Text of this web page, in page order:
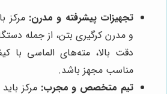
تجهیزات پیشرفته و مدرن: مرکز
و مدرن کرگیری بتن، از جمله
دقت بالا، مته‌های الماسی با
مناسب مجهز باشد.
تیم متخصص و مجرب: مرکز